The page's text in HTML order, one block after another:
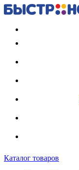
Каталог товаров